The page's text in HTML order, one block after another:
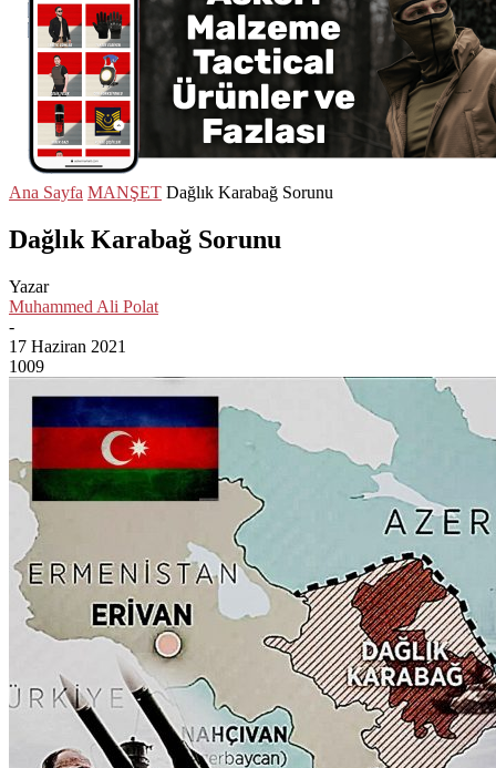
Ana Sayfa MANŞET Dağlık Karabağ Sorunu
Dağlık Karabağ Sorunu
Yazar
Muhammed Ali Polat
-
17 Haziran 2021
1009